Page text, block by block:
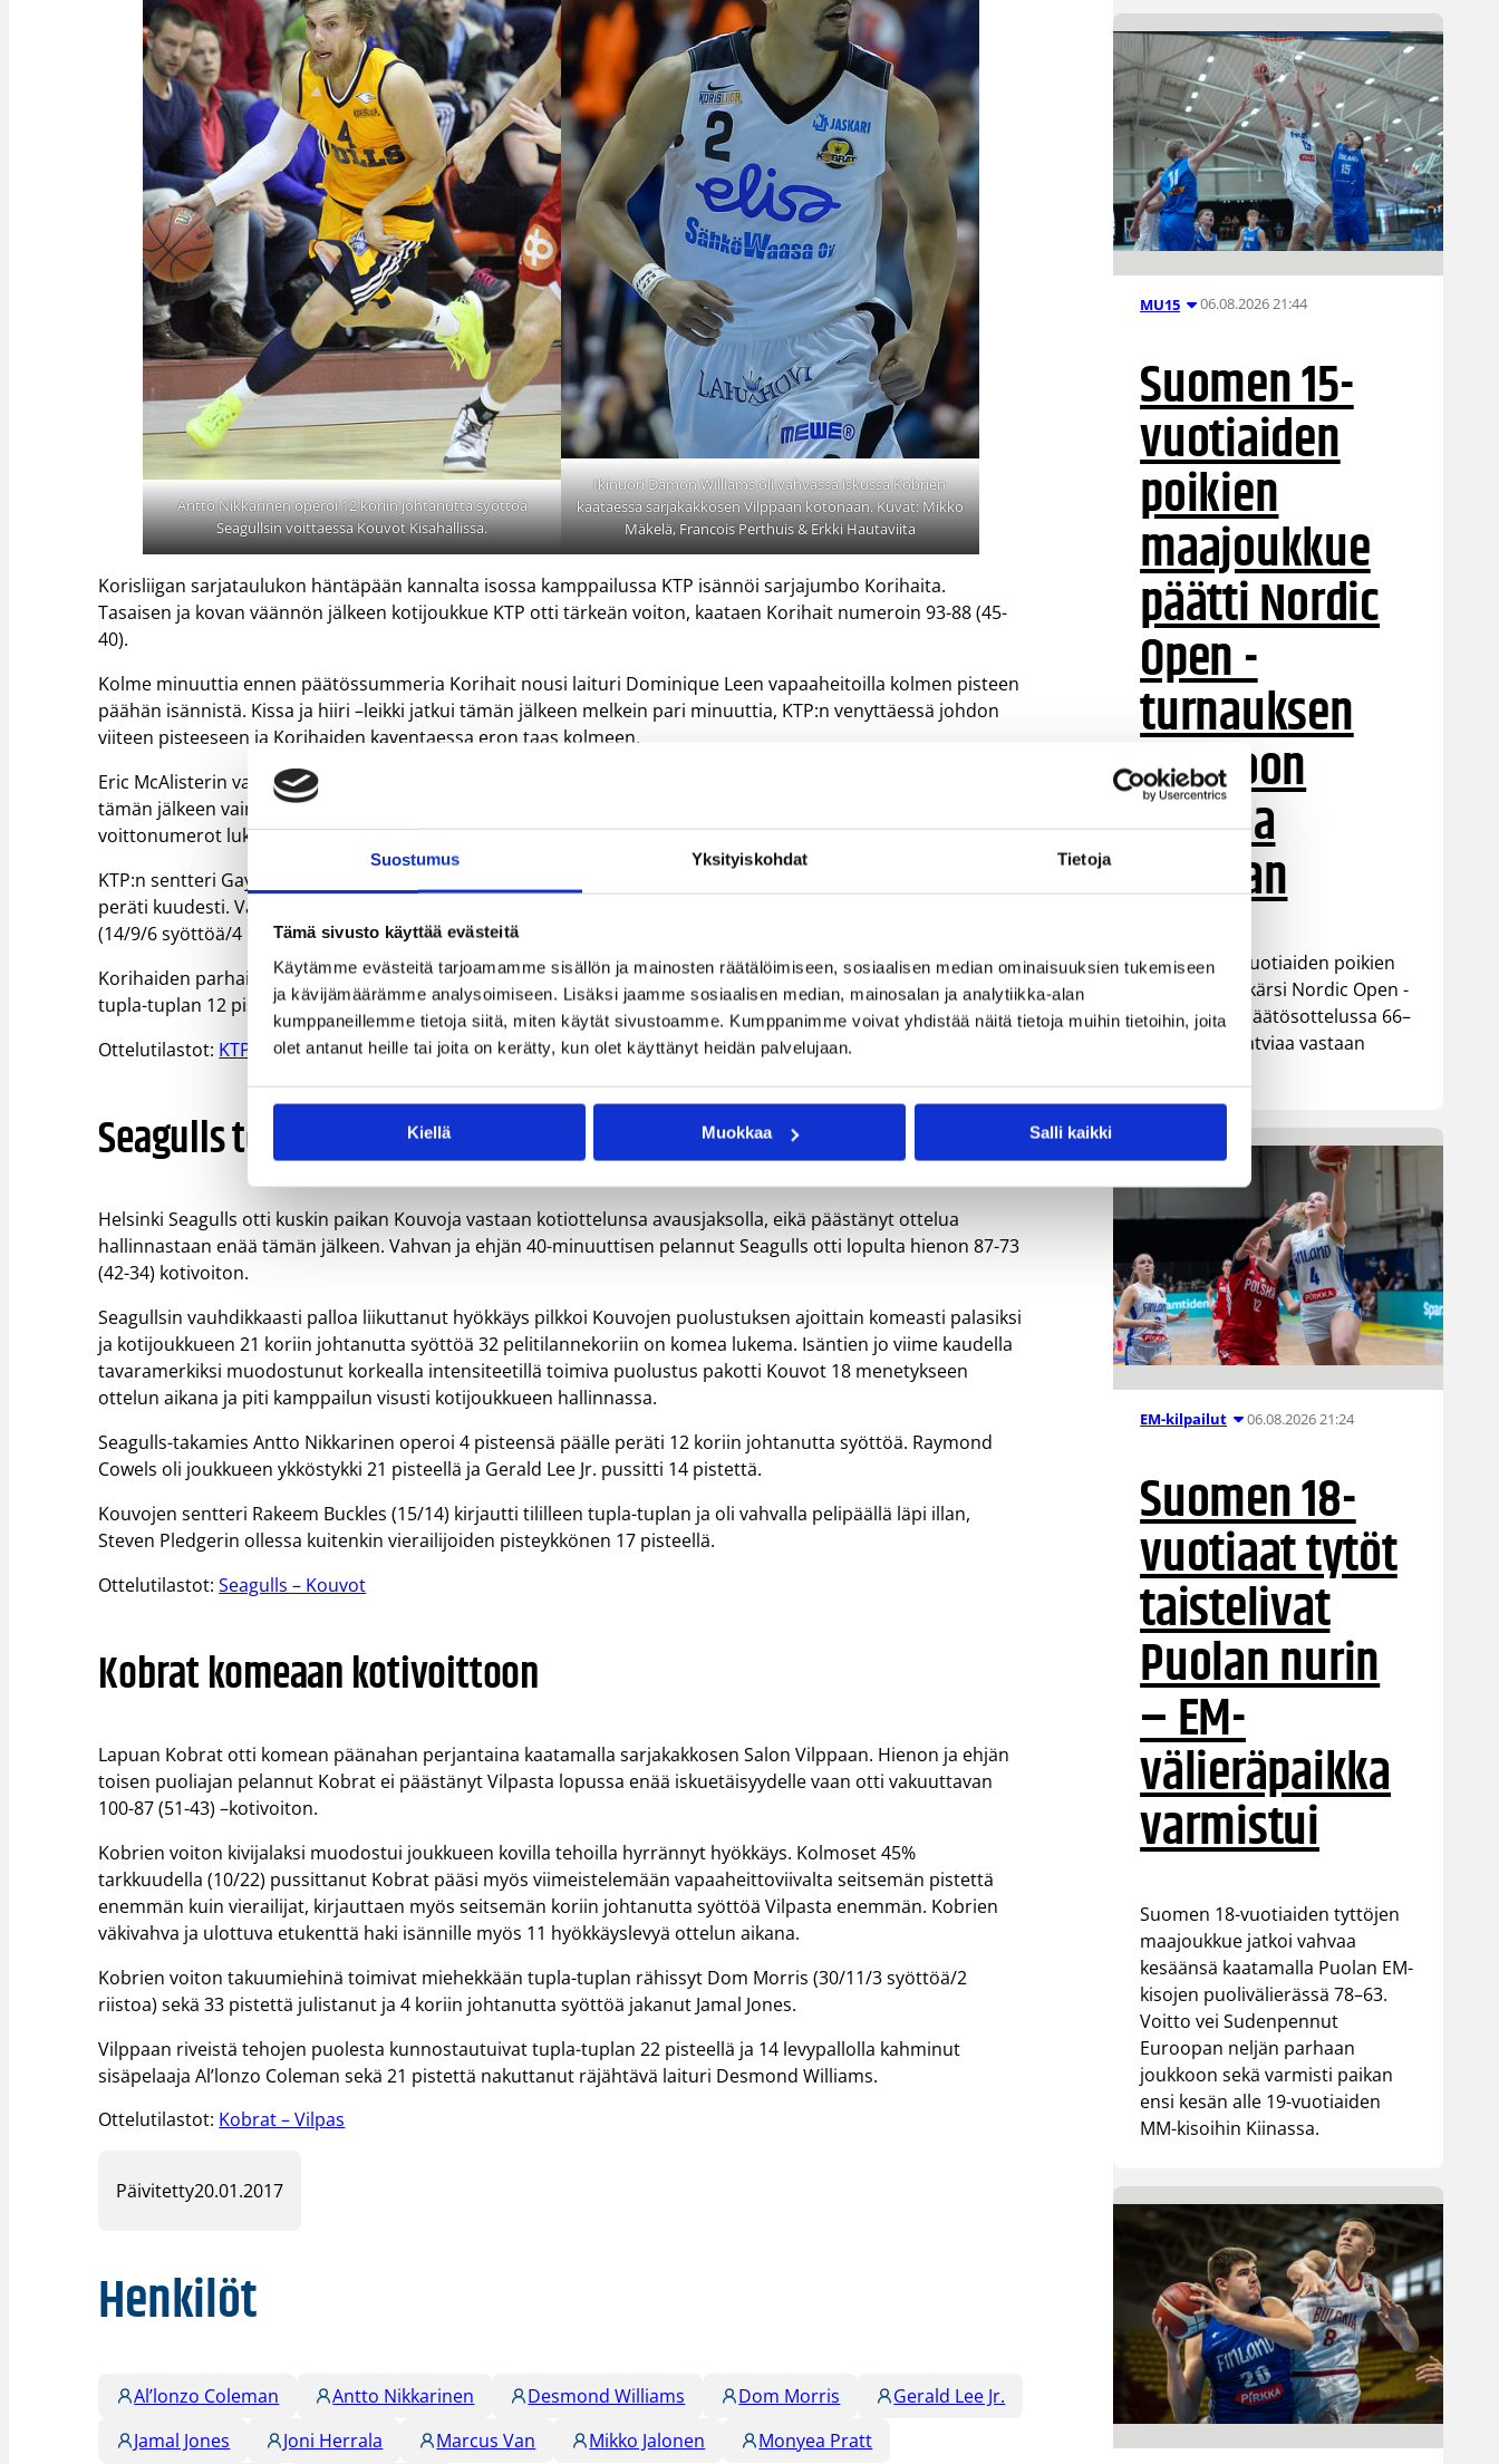
Suostumus Yksityiskohdat Tietoja
Tämä sivusto käyttää evästeitä
Käytämme evästeitä tarjoamamme sisällön ja mainosten räätälöimiseen, sosiaalisen median ominaisuuksien tukemiseen
ja kävijämäärämme analysoimiseen. Lisäksi jaamme sosiaalisen median, mainosalan ja analytiikka-alan
kumppaneillemme tietoja siitä, miten käytät sivustoamme. Kumppanimme voivat yhdistää näitä tietoja muihin tietoihin, joita
olet antanut heille tai joita on kerätty, kun olet käyttänyt heidän palvelujaan.
Kiellä Muokkaa Salli kaikki
Antto Nikkarinen operoi 12 koriin johtanutta syöttöä
Seagullsin voittaessa Kouvot Kisahallissa.
Ikinuori Damon Williams oli vahvassa iskussa Kobrien
kaataessa sarjakakkosen Vilppaan kotonaan. Kuvat: Mikko
Mäkelä, Francois Perthuis & Erkki Hautaviita
Korisliigan sarjataulukon häntäpään kannalta isossa kamppailussa KTP isännöi sarjajumbo Korihaita.
Tasaisen ja kovan väännön jälkeen kotijoukkue KTP otti tärkeän voiton, kaataen Korihait numeroin 93-88 (45-
40).
Kolme minuuttia ennen päätössummeria Korihait nousi laituri Dominique Leen vapaaheitoilla kolmen pisteen
päähän isännistä. Kissa ja hiiri –leikki jatkui tämän jälkeen melkein pari minuuttia, KTP:n venyttäessä johdon
viiteen pisteeseen ja Korihaiden kaventaessa eron taas kolmeen.
Eric McAlisterin vapaaheitolla 35 sekuntia ennen summeria kavensi eron vielä kerran kolmeen, mutta kun
tämän jälkeen vain KTP-sentteri Sherman Gay onnistui kahdesti vapaaheittoviivalta, kirjattiin kotijoukkueen
voittonumerot lukemin 93-88.
KTP:n sentteri Gay toimitti tupla-tuplan 22 pisteellä ja 11 levypallolla, torjuen Korihaiden korintekoyritykset
peräti kuudesti. Vahvalla pelipäällä olivat myös Joni Herrala (14 pistettä/7 syöttöä) ja laituri Monyea Pratt
(14/9/6 syöttöä/4 riistoa).
Korihaiden parhaimmistoon lukeutuivat 22 pistettä ja 7 koriin johtanutta syöttöä kirjauttanut Mikko Jalonen ja
tupla-tuplan 12 pisteellä ja 11 levypallolla postittanut Marcus Van.
Ottelutilastot: KTP – Korihait
Seagulls terävämpi Kouvoja
Helsinki Seagulls otti kuskin paikan Kouvoja vastaan kotiottelunsa avausjaksolla, eikä päästänyt ottelua
hallinnastaan enää tämän jälkeen. Vahvan ja ehjän 40-minuuttisen pelannut Seagulls otti lopulta hienon 87-73
(42-34) kotivoiton.
Seagullsin vauhdikkaasti palloa liikuttanut hyökkäys pilkkoi Kouvojen puolustuksen ajoittain komeasti palasiksi
ja kotijoukkueen 21 koriin johtanutta syöttöä 32 pelitilannekoriin on komea lukema. Isäntien jo viime kaudella
tavaramerkiksi muodostunut korkealla intensiteetillä toimiva puolustus pakotti Kouvot 18 menetykseen
ottelun aikana ja piti kamppailun visusti kotijoukkueen hallinnassa.
Seagulls-takamies Antto Nikkarinen operoi 4 pisteensä päälle peräti 12 koriin johtanutta syöttöä. Raymond
Cowels oli joukkueen ykköstykki 21 pisteellä ja Gerald Lee Jr. pussitti 14 pistettä.
Kouvojen sentteri Rakeem Buckles (15/14) kirjautti tililleen tupla-tuplan ja oli vahvalla pelipäällä läpi illan,
Steven Pledgerin ollessa kuitenkin vierailijoiden pisteykkönen 17 pisteellä.
Ottelutilastot:Seagulls – Kouvot
Kobrat komeaan kotivoittoon
Lapuan Kobrat otti komean päänahan perjantaina kaatamalla sarjakakkosen Salon Vilppaan. Hienon ja ehjän
toisen puoliajan pelannut Kobrat ei päästänyt Vilpasta lopussa enää iskuetäisyydelle vaan otti vakuuttavan
100-87 (51-43) –kotivoiton.
Kobrien voiton kivijalaksi muodostui joukkueen kovilla tehoilla hyrrännyt hyökkäys. Kolmoset 45%
tarkkuudella (10/22) pussittanut Kobrat pääsi myös viimeistelemään vapaaheittoviivalta seitsemän pistettä
enemmän kuin vierailijat, kirjauttaen myös seitsemän koriin johtanutta syöttöä Vilpasta enemmän. Kobrien
väkivahva ja ulottuva etukenttä haki isännille myös 11 hyökkäyslevyä ottelun aikana.
Kobrien voiton takuumiehinä toimivat miehekkään tupla-tuplan rähissyt Dom Morris (30/11/3 syöttöä/2
riistoa) sekä 33 pistettä julistanut ja 4 koriin johtanutta syöttöä jakanut Jamal Jones.
Vilppaan riveistä tehojen puolesta kunnostautuivat tupla-tuplan 22 pisteellä ja 14 levypallolla kahminut
sisäpelaaja Al’lonzo Coleman sekä 21 pistettä nakuttanut räjähtävä laituri Desmond Williams.
Ottelutilastot: Kobrat – Vilpas
Päivitetty20.01.2017
Henkilöt
Al’lonzo Coleman Antto Nikkarinen Desmond Williams Dom Morris
Gerald Lee Jr.
Jamal Jones
Joni Herrala Marcus Van Mikko Jalonen Monyea Pratt
MU15 06.08.2026 21:44
Suomen 15-
vuotiaiden
poikien
maajoukkue
päätti Nordic
Open -
turnauksen
tappioon
Latviaa
vastaan
Suomen 15-vuotiaiden poikien
maajoukkue kärsi Nordic Open -
turnauksen päätösottelussa 66–
74-tappion Latviaa vastaan
EM-kilpailut 06.08.2026 21:24
Suomen 18-
vuotiaat tytöt
taistelivat
Puolan nurin
– EM-
välieräpaikka
varmistui
Suomen 18-vuotiaiden tyttöjen
maajoukkue jatkoi vahvaa
kesäänsä kaatamalla Puolan EM-
kisojen puolivälierässä 78–63.
Voitto vei Sudenpennut
Euroopan neljän parhaan
joukkoon sekä varmisti paikan
ensi kesän alle 19-vuotiaiden
MM-kisoihin Kiinassa.